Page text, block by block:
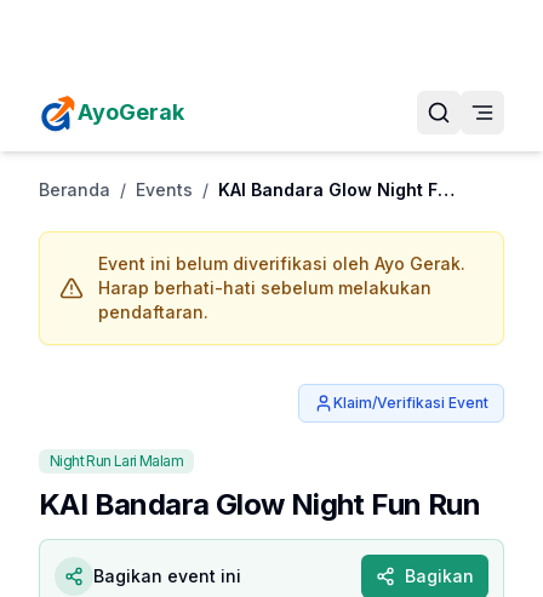
AyoGerak
Beranda / Events / KAI Bandara Glow Night Fun Run
Event ini belum diverifikasi oleh Ayo Gerak.
Harap berhati-hati sebelum melakukan
pendaftaran.
Klaim/Verifikasi Event
Night Run Lari Malam
KAI Bandara Glow Night Fun Run
Bagikan event ini Bagikan